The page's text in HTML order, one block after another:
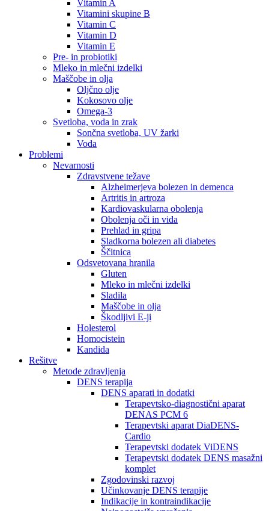
Vitamin A
Vitamini skupine B
Vitamin C
Vitamin D
Vitamin E
Pre- in probiotiki
Mleko in mlečni izdelki
Maščobe in olja
Oljčno olje
Kokosovo olje
Omega-3
Svetloba, voda in zrak
Sončna svetloba, UV žarki
Voda
Problemi
Nevarnosti
Zdravstvene težave
Alzheimerjeva bolezen in demenca
Artritis in artroza
Kardiovaskularna obolenja
Obolenja oči in vida
Prehlad in gripa
Sladkorna bolezen ali diabetes
Ščitnica
Odsvetovana hranila
Gluten
Mleko in mlečni izdelki
Sladila
Maščobe in olja
Škodljivi E-ji
Holesterol
Homocistein
Kandida
Rešitve
Metode zdravljenja
DENS terapija
DENS aparati in dodatki
Terapevtsko-diagnostični aparat
DENAS PCM 6
Terapevtski aparat DiaDENS-
Cardio
Terapevtski dodatek ViDENS
Terapevtski dodatek DENS masažni
komplet
Zgodovinski razvoj
Učinkovanje DENS terapije
Indikacije in kontraindikacije